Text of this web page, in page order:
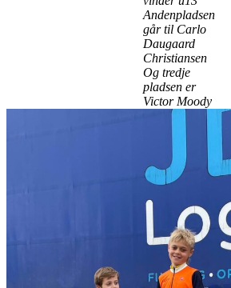
Andenpladsen
går til Carlo
Daugaard
Christiansen
Og tredje
pladsen er
Victor Moody